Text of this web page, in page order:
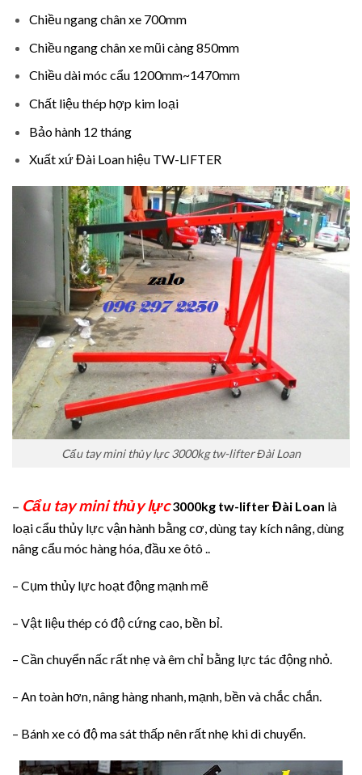
Chiều ngang chân xe 700mm
Chiều ngang chân xe mũi càng 850mm
Chiều dài móc cẩu 1200mm~1470mm
Chất liệu thép hợp kim loại
Bảo hành 12 tháng
Xuất xứ Đài Loan hiệu TW-LIFTER
Cẩu tay mini thủy lực 3000kg tw-lifter Đài Loan
– Cẩu tay mini thủy lực3000kg tw-lifter Đài Loan là
loại cẩu thủy lực vận hành bằng cơ, dùng tay kích nâng, dùng
nâng cẩu móc hàng hóa, đầu xe ôtô ..
– Cụm thủy lực hoạt động mạnh mẽ
– Vật liệu thép có độ cứng cao, bền bỉ.
– Cần chuyển nấc rất nhẹ và êm chỉ bằng lực tác động nhỏ.
– An toàn hơn, nâng hàng nhanh, mạnh, bền và chắc chắn.
– Bánh xe có độ ma sát thấp nên rất nhẹ khi di chuyển.